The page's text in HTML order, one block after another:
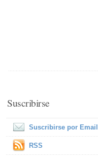
Suscribirse
Suscribirse por Email
RSS